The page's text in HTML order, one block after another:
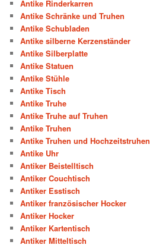
Antike Rinderkarren
Antike Schränke und Truhen
Antike Schubladen
Antike silberne Kerzenständer
Antike Silberplatte
Antike Statuen
Antike Stühle
Antike Tisch
Antike Truhe
Antike Truhe auf Truhen
Antike Truhen
Antike Truhen und Hochzeitstruhen
Antike Uhr
Antiker Beistelltisch
Antiker Couchtisch
Antiker Esstisch
Antiker französischer Hocker
Antiker Hocker
Antiker Kartentisch
Antiker Mitteltisch